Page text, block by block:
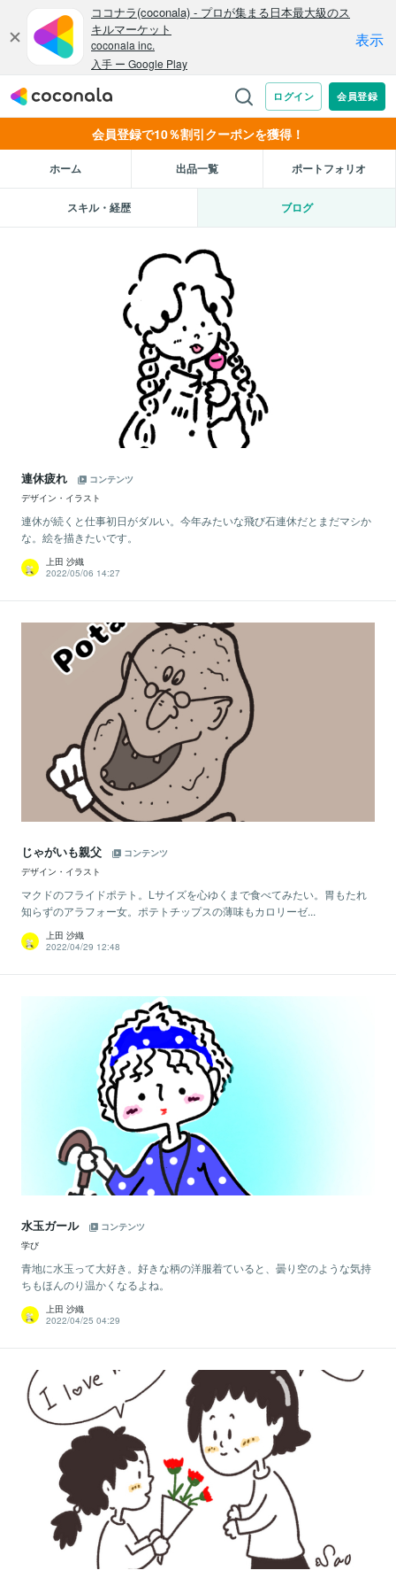
会員登録で10％割引クーポンを獲得！
ホーム 出品一覧 ポートフォリオ
スキル・経歴 ブログ
連休疲れ
コンテンツ
デザイン・イラスト
連休が続くと仕事初日がダルい。今年みたいな飛び石連休だとまだマシか
な。絵を描きたいです。
上田 沙織
2022/05/06 14:27
じゃがいも親父
コンテンツ
デザイン・イラスト
マクドのフライドポテト。Lサイズを心ゆくまで食べてみたい。胃もたれ
知らずのアラフォー女。ポテトチップスの薄味もカロリーゼ...
上田 沙織
2022/04/29 12:48
水玉ガール
コンテンツ
学び
青地に水玉って大好き。好きな柄の洋服着ていると、曇り空のような気持
ちもほんのり温かくなるよね。
上田 沙織
2022/04/25 04:29